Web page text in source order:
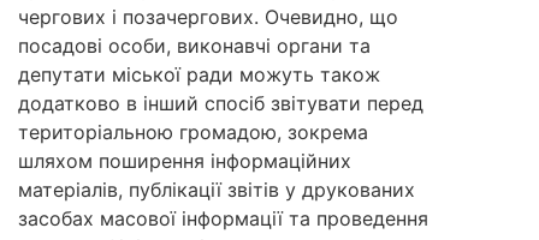
чергових і позачергових. Очевидно, що
посадові особи, виконавчі органи та
депутати міської ради можуть також
додатково в інший спосіб звітувати перед
територіальною громадою, зокрема
шляхом поширення інформаційних
матеріалів, публікації звітів у друкованих
засобах масової інформації та проведення